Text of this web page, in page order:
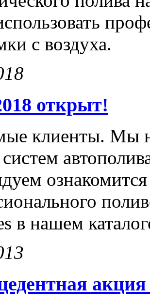
с воздуха.
открыт!
клиенты. Мы
в нашем